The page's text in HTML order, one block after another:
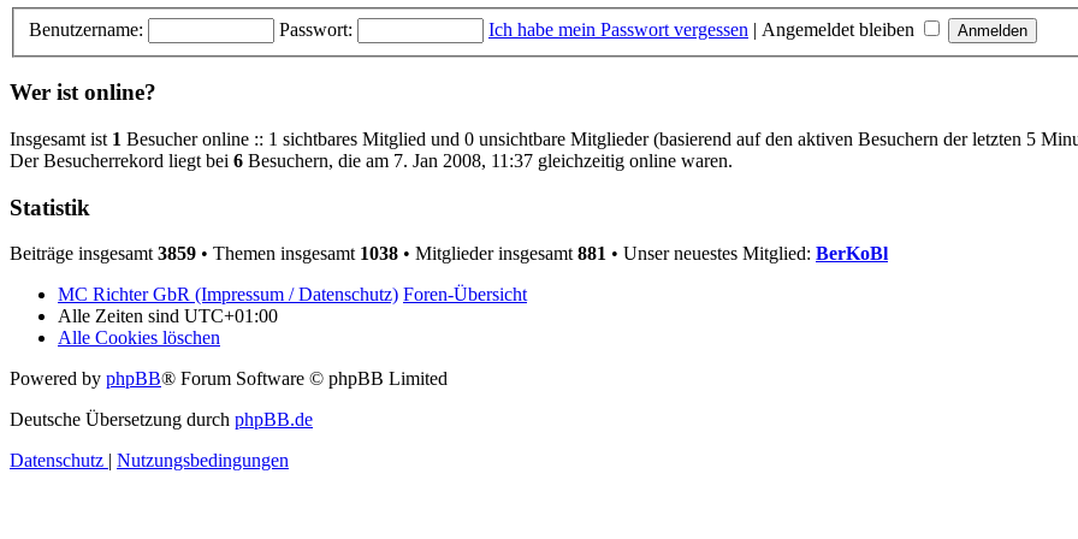
Benutzername: Passwort: Ich habe mein Passwort vergessen | Angemeldet bleiben
Wer ist online?
Insgesamt ist 1 Besucher online :: 1 sichtbares Mitglied und 0 unsichtbare Mitglieder (basierend auf den aktiven Besuchern der letzten 5
Der Besucherrekord liegt bei 6 Besuchern, die am 7. Jan 2008, 11:37 gleichzeitig online waren.
Statistik
Beiträge insgesamt 3859 • Themen insgesamt 1038 • Mitglieder insgesamt 881 • Unser neuestes Mitglied: BerKoBl
MC Richter GbR (Impressum / Datenschutz) Foren-Übersicht
Alle Zeiten sind UTC+01:00
Alle Cookies löschen
Powered by phpBB® Forum Software © phpBB Limited
Deutsche Übersetzung durch phpBB.de
Datenschutz | Nutzungsbedingungen